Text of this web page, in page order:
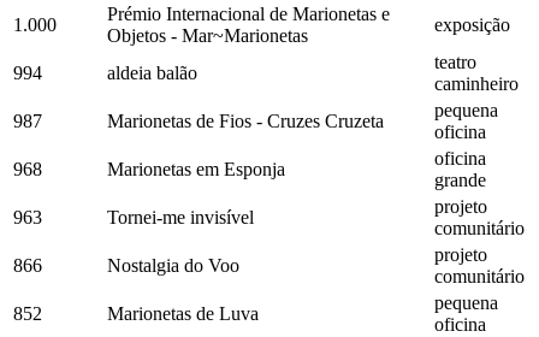
1.000
Prémio Internacional de Marionetas e
Objetos - Mar~Marionetas
exposição
994 aldeia balão
teatro
caminheiro
987
Marionetas de Fios - Cruzes Cruzeta
pequena
oficina
968
Marionetas em Esponja
oficina
grande
963
Tornei-me invisível
projeto
comunitário
866
Nostalgia do Voo
projeto
comunitário
852
Marionetas de Luva
pequena
oficina